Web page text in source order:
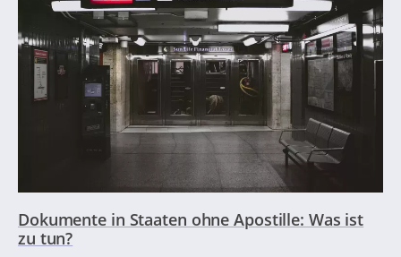
Dokumente in Staaten ohne Apostille: Was ist
zu tun?